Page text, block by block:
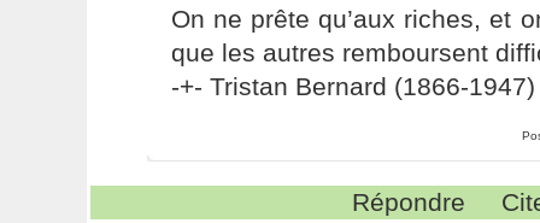
On ne prête qu’aux riches, et
que les autres remboursent
-+- Tristan Bernard (1866-1947)
Répondre